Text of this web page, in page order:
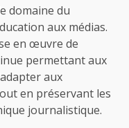
domaine du
aux médias.
en œuvre de
permettant aux
aux
en préservant les
journalistique.